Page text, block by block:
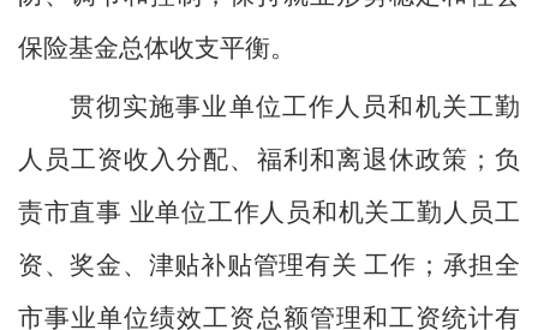
保险基金总体收支平衡。
贯彻实施事业单位工作人员和机关工勤
人员工资收入分配、福利和离退休政策；负
责市直事 业单位工作人员和机关工勤人员工
资、奖金、津贴补贴管理有关 工作；承担全
市事业单位绩效工资总额管理和工资统计有